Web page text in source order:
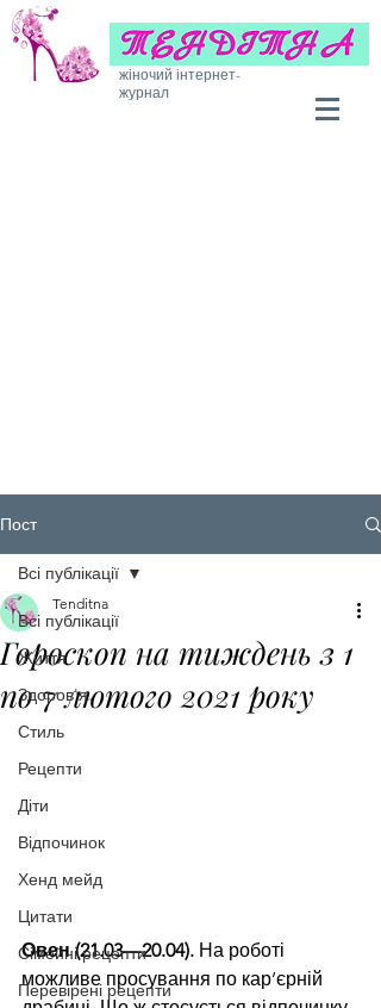
жіночий інтернет-
журнал
Пост
Всі публікації
Життя
Здоров'я
Стиль
Рецепти
Діти
Відпочинок
Хенд мейд
Цитати
Сімейні рецепти
Перевірені рецепти
Всі публікації
Гороскоп на тиждень з 1
по 7 лютого 2021 року
Tenditna
Овен (21.03—20.04). На роботі
можливе просування по кар’єрній